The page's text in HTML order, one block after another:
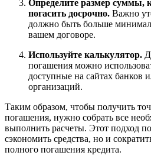
Определите размер суммы,
погасить досрочно. Важно
должно быть больше
вашем договоре.
Используйте калькулятор.
погашения можно
доступные на сайтах банков
организаций.
Таким образом, чтобы получить
погашения, нужно собрать все
выполнить расчеты. Этот подход
сэкономить средства, но и
полного погашения кредита.